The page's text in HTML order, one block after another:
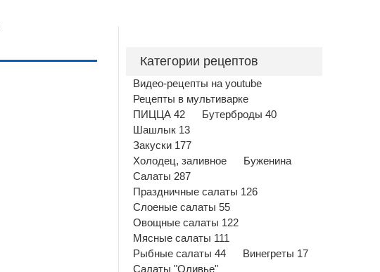
Категории рецептов
Видео-рецепты на youtube
Рецепты в мультиварке
ПИЦЦА 42
Бутерброды 40
Шашлык 13
Закуски 177
Холодец, заливное
Буженина
Салаты 287
Праздничные салаты 126
Слоеные салаты 55
Овощные салаты 122
Мясные салаты 111
Рыбные салаты 44
Винегреты 17
Салаты "Оливье"